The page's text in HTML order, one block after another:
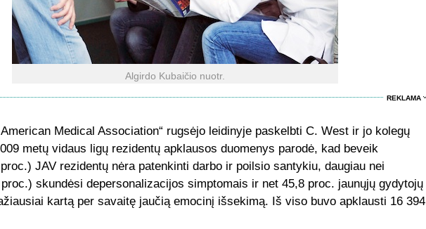
Algirdo Kubaičio nuotr.
REKLAMA
Medical Association“ rugsėjo leidinyje paskelbti C. West ir jo kolegų
metų vidaus ligų rezidentų apklausos duomenys parodė, kad beveik
JAV rezidentų nėra patenkinti darbo ir poilsio santykiu, daugiau nei
skundėsi depersonalizacijos simptomais ir net 45,8 proc. jaunųjų gydytojų
kartą per savaitę jaučią emocinį išsekimą. Iš viso buvo apklausti 16 394